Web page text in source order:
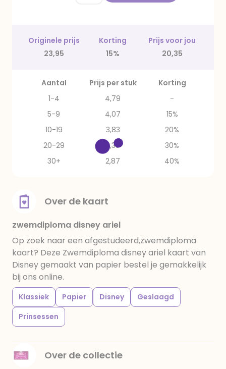
Originele prijs Korting
Prijs voor jou
23,95
15% 20,35
Aantal Prijs per stuk
Korting
1-4
4,79
-
5-9
4,07
15%
10-19
3,83
20%
20-29
3,35
30%
30+
2,87 40%
Over de kaart
zwemdiploma disney ariel
Op zoek naar een afgestudeerd,zwemdiploma
kaart? Deze Zwemdiploma disney ariel kaart van
Disney gemaakt van papier bestel je gemakkelijk
bij ons online.
Klassiek Papier Disney
Geslaagd
Prinsessen
Over de collectie